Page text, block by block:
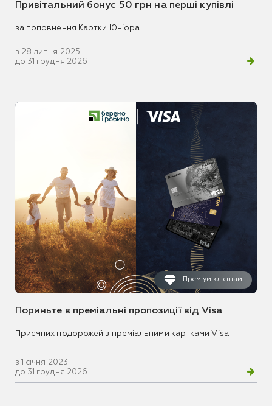
Привітальний бонус 50 грн на перші купівлі
за поповнення Картки Юніора
з 28 липня 2025
до 31 грудня 2026
Преміум клієнтам
Пориньте в преміальні пропозиції від Visa
Приємних подорожей з преміальними картками Visa
з 1 січня 2023
до 31 грудня 2026